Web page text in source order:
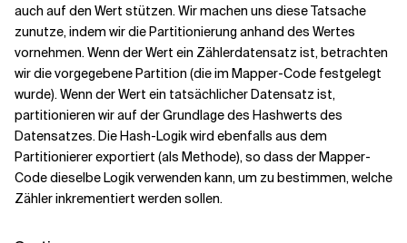
auch auf den Wert stützen. Wir machen uns diese Tatsache
zunutze, indem wir die Partitionierung anhand des Wertes
vornehmen. Wenn der Wert ein Zählerdatensatz ist, betrachten
wir die vorgegebene Partition (die im Mapper-Code festgelegt
wurde). Wenn der Wert ein tatsächlicher Datensatz ist,
partitionieren wir auf der Grundlage des Hashwerts des
Datensatzes. Die Hash-Logik wird ebenfalls aus dem
Partitionierer exportiert (als Methode), so dass der Mapper-
Code dieselbe Logik verwenden kann, um zu bestimmen, welche
Zähler inkrementiert werden sollen.